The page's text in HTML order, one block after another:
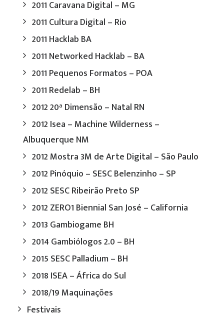
2011 Caravana Digital – MG
2011 Cultura Digital – Rio
2011 Hacklab BA
2011 Networked Hacklab – BA
2011 Pequenos Formatos – POA
2011 Redelab – BH
2012 20ª Dimensão – Natal RN
2012 Isea – Machine Wilderness –
Albuquerque NM
2012 Mostra 3M de Arte Digital – São Paulo
2012 Pinóquio – SESC Belenzinho – SP
2012 SESC Ribeirão Preto SP
2012 ZERO1 Biennial San José – California
2013 Gambiogame BH
2014 Gambiólogos 2.0 – BH
2015 SESC Palladium – BH
2018 ISEA – África do Sul
2018/19 Maquinações
Festivais